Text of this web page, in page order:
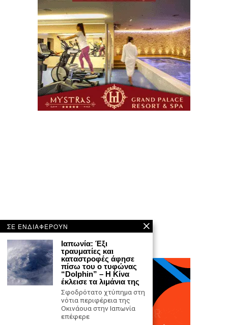
ΣΕ ΕΝΔΙΑΦΕΡΟΥΝ
Ιαπωνία: Έξι
τραυματίες και
καταστροφές άφησε
πίσω του ο τυφώνας
“Dolphin” – Η Κίνα
έκλεισε τα λιμάνια της
Σφοδρότατο χτύπημα στη
νότια περιφέρεια της
Οκινάουα στην Ιαπωνία
επέφερε